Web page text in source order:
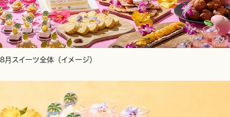
8月スイーツ全体（イメージ）